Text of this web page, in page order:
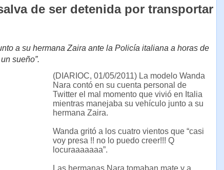
de ser detenida por transportar
a su hermana Zaira ante la Policía italiana a horas de
sueño”.
(DIARIOC, 01/05/2011) La modelo Wanda
Nara contó en su cuenta personal de
Twitter el mal momento que vivió en Italia
mientras manejaba su vehículo junto a su
hermana Zaira.
Wanda gritó a los cuatro vientos que “casi
voy presa !! no lo puedo creer!!! Q
locuraaaaaaa”.